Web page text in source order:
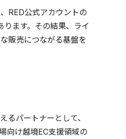
RED公式アカウントの
ます。その結果、ライ
販売につながる基盤を
パートナーとして、
向け越境EC支援領域の